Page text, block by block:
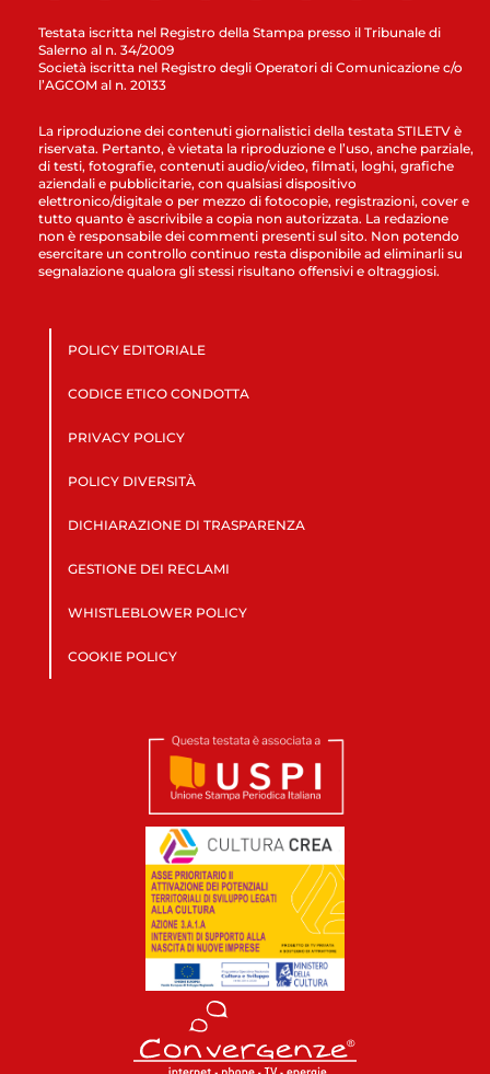
Testata iscritta nel Registro della Stampa presso il Tribunale di
Salerno al n. 34/2009
Società iscritta nel Registro degli Operatori di Comunicazione c/o
l’AGCOM al n. 20133
La riproduzione dei contenuti giornalistici della testata STILETV è
riservata. Pertanto, è vietata la riproduzione e l’uso, anche parziale,
di testi, fotografie, contenuti audio/video, filmati, loghi, grafiche
aziendali e pubblicitarie, con qualsiasi dispositivo
elettronico/digitale o per mezzo di fotocopie, registrazioni, cover e
tutto quanto è ascrivibile a copia non autorizzata. La redazione
non è responsabile dei commenti presenti sul sito. Non potendo
esercitare un controllo continuo resta disponibile ad eliminarli su
segnalazione qualora gli stessi risultano offensivi e oltraggiosi.
POLICY EDITORIALE
CODICE ETICO CONDOTTA
PRIVACY POLICY
POLICY DIVERSITÀ
DICHIARAZIONE DI TRASPARENZA
GESTIONE DEI RECLAMI
WHISTLEBLOWER POLICY
COOKIE POLICY